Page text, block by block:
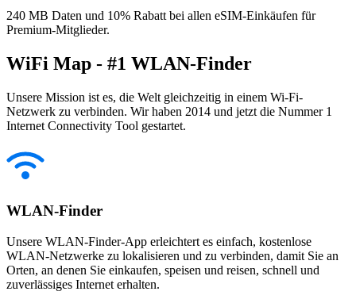
240 MB Daten und 10% Rabatt bei allen eSIM-Einkäufen für
Premium-Mitglieder.
WiFi Map - #1 WLAN-Finder
Unsere Mission ist es, die Welt gleichzeitig in einem Wi-Fi-
Netzwerk zu verbinden. Wir haben 2014 und jetzt die Nummer 1
Internet Connectivity Tool gestartet.
WLAN-Finder
Unsere WLAN-Finder-App erleichtert es einfach, kostenlose
WLAN-Netzwerke zu lokalisieren und zu verbinden, damit Sie an
Orten, an denen Sie einkaufen, speisen und reisen, schnell und
zuverlässiges Internet erhalten.